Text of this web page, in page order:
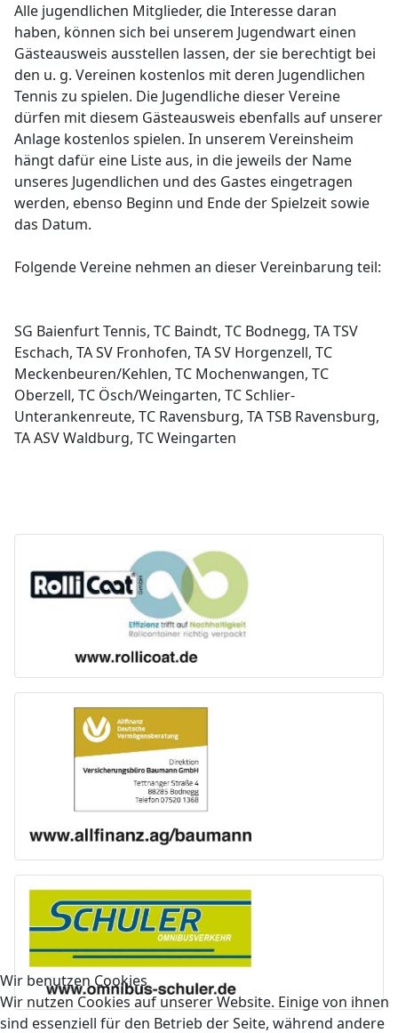
Alle jugendlichen Mitglieder, die Interesse daran
haben, können sich bei unserem Jugendwart einen
Gästeausweis ausstellen lassen, der sie berechtigt bei
den u. g. Vereinen kostenlos mit deren Jugendlichen
Tennis zu spielen. Die Jugendliche dieser Vereine
dürfen mit diesem Gästeausweis ebenfalls auf unserer
Anlage kostenlos spielen. In unserem Vereinsheim
hängt dafür eine Liste aus, in die jeweils der Name
unseres Jugendlichen und des Gastes eingetragen
werden, ebenso Beginn und Ende der Spielzeit sowie
das Datum.
Folgende Vereine nehmen an dieser Vereinbarung teil:
SG Baienfurt Tennis, TC Baindt, TC Bodnegg, TA TSV
Eschach, TA SV Fronhofen, TA SV Horgenzell, TC
Meckenbeuren/Kehlen, TC Mochenwangen, TC
Oberzell, TC Ösch/Weingarten, TC Schlier-
Unterankenreute, TC Ravensburg, TA TSB Ravensburg,
TA ASV Waldburg, TC Weingarten
Wir benutzen Cookies
Wir nutzen Cookies auf unserer Website. Einige von ihnen
sind essenziell für den Betrieb der Seite, während andere